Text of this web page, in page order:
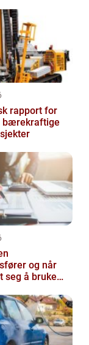
rapport for
bærekraftige
og når
seg å bruke